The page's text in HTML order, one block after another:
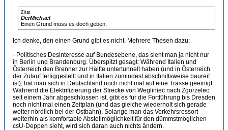
Zitat
DerMichael
Einen Grund muss es doch geben.
Ich denke, den einen Grund gibt es nicht. Mehrere Thesen dazu:
- Politisches Desinteresse auf Bundesebene, das sieht man ja nicht nur
in Berlin und Brandenburg. Überspitzt gesagt: Während Italien und
Österreich den Brenner zur Hälfte untertunnelt haben (und in Österreich
der Zulauf fertiggestellt und in Italien zumindest abschnittsweise baureif
ist), hat man sich in Deutschland noch nicht mal auf eine Trasse geeinigt.
Während die Elektrifizierung der Strecke von Wegliniec nach Zgorzelec
seit einem Jahr abgeschlossen ist, gibt es für die Fortführung bis Dresden
noch nicht mal einen Zeitplan (und das gleiche wiederholt sich gerade
weiter nördlich bei der Ostbahn). Solange man das Verkehrsressort
weiterhin als komfortable Abstellmöglichkeit für den dümmstmöglichen
csU-Deppen sieht, wird sich daran auch nichts ändern.